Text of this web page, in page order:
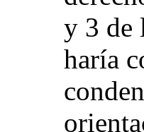
y 3 de
haría